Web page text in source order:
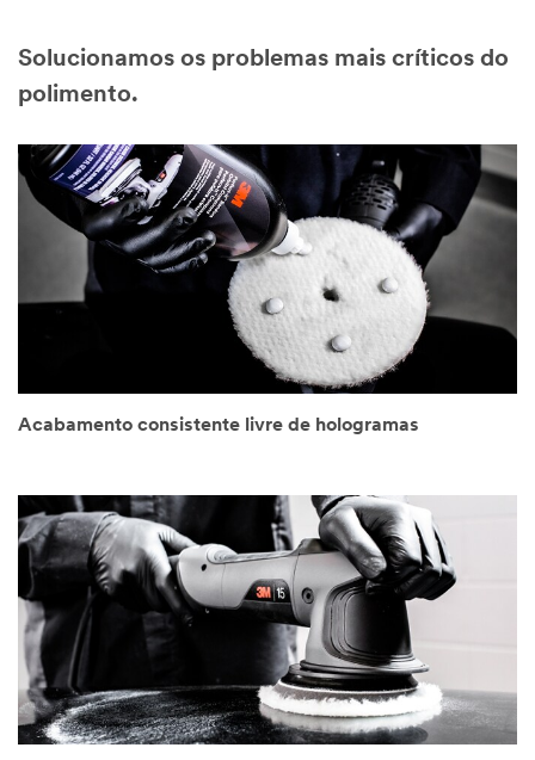
Solucionamos os problemas mais críticos do
polimento.
Acabamento consistente livre de hologramas